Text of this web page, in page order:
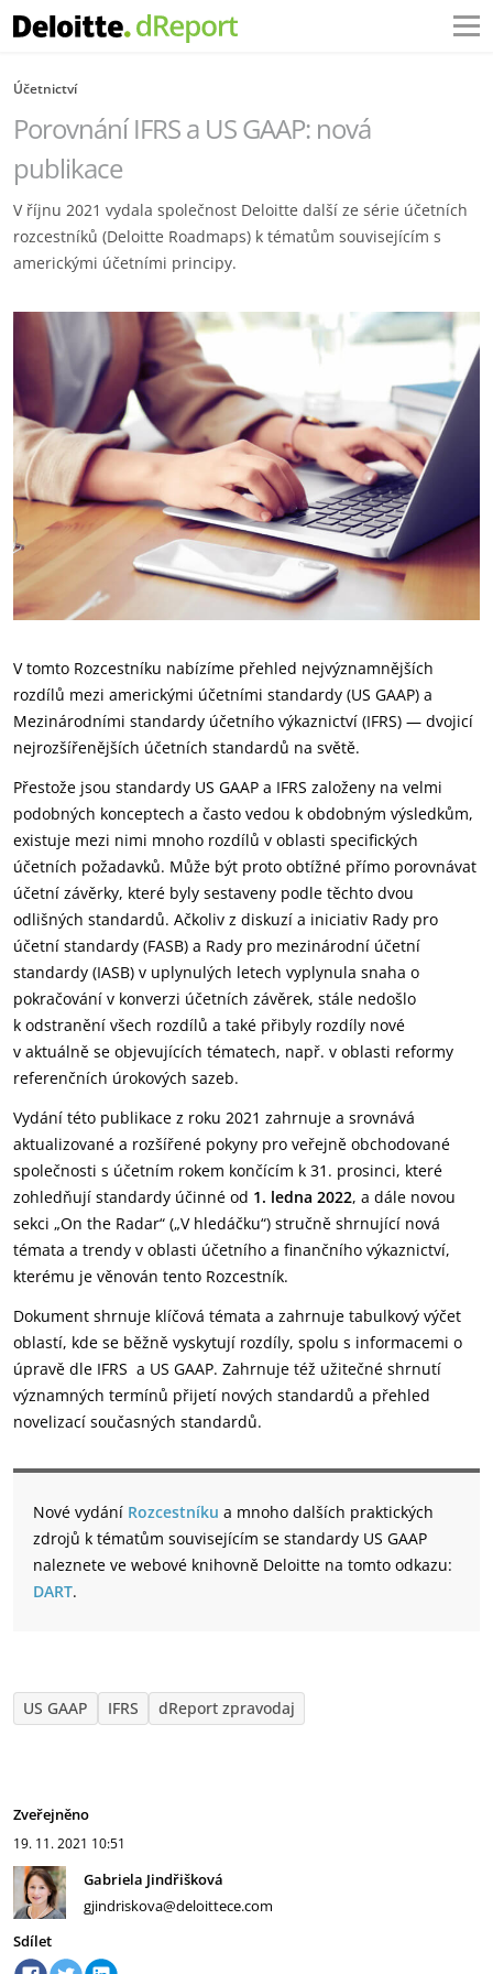
Účetnictví
Porovnání IFRS a US GAAP: nová
publikace
V říjnu 2021 vydala společnost Deloitte další ze série účetních
rozcestníků (Deloitte Roadmaps) k tématům souvisejícím s
americkými účetními principy.
V tomto Rozcestníku nabízíme přehled nejvýznamnějších
rozdílů mezi americkými účetními standardy (US GAAP) a
Mezinárodními standardy účetního výkaznictví (IFRS) — dvojicí
nejrozšířenějších účetních standardů na světě.
Přestože jsou standardy US GAAP a IFRS založeny na velmi
podobných konceptech a často vedou k obdobným výsledkům,
existuje mezi nimi mnoho rozdílů v oblasti specifických
účetních požadavků. Může být proto obtížné přímo porovnávat
účetní závěrky, které byly sestaveny podle těchto dvou
odlišných standardů. Ačkoliv z diskuzí a iniciativ Rady pro
účetní standardy (FASB) a Rady pro mezinárodní účetní
standardy (IASB) v uplynulých letech vyplynula snaha o
pokračování v konverzi účetních závěrek, stále nedošlo
k odstranění všech rozdílů a také přibyly rozdíly nové
v aktuálně se objevujících tématech, např. v oblasti reformy
referenčních úrokových sazeb.
Vydání této publikace z roku 2021 zahrnuje a srovnává
aktualizované a rozšířené pokyny pro veřejně obchodované
společnosti s účetním rokem končícím k 31. prosinci, které
zohledňují standardy účinné od 1. ledna 2022, a dále novou
sekci „On the Radar“ („V hledáčku“) stručně shrnující nová
témata a trendy v oblasti účetního a finančního výkaznictví,
kterému je věnován tento Rozcestník.
Dokument shrnuje klíčová témata a zahrnuje tabulkový výčet
oblastí, kde se běžně vyskytují rozdíly, spolu s informacemi o
úpravě dle IFRS a US GAAP. Zahrnuje též užitečné shrnutí
významných termínů přijetí nových standardů a přehled
novelizací současných standardů.
Nové vydání Rozcestníku a mnoho dalších praktických
zdrojů k tématům souvisejícím se standardy US GAAP
naleznete ve webové knihovně Deloitte na tomto odkazu:
DART.
US GAAP IFRS dReport zpravodaj
Zveřejněno
19. 11. 2021 10:51
Gabriela Jindřišková
gjindriskova@deloittece.com
Sdílet